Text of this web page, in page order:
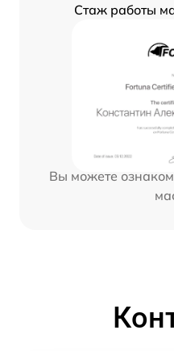
Стаж работы
Вы можете